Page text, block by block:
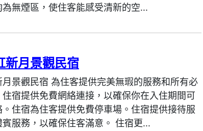
無煙區，使住客能感受清新的空...
新月景觀民宿
景觀民宿 為住客提供完美無瑕的服務和所有必
宿提供免費網絡連接，以確保你在入住期間可
住宿為住客提供免費停車場。住宿提供接待服
服務，以確保住客滿意。 住宿更...